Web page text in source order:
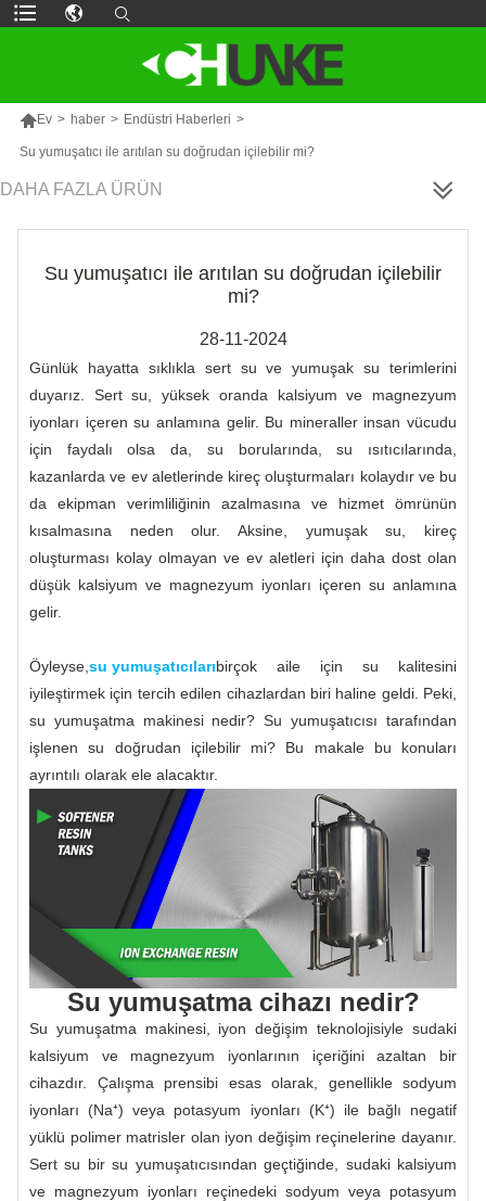
Ev > haber > Endüstri Haberleri >
Su yumuşatıcı ile arıtılan su doğrudan içilebilir mi?
DAHA FAZLA ÜRÜN
Su yumuşatıcı ile arıtılan su doğrudan içilebilir
mi?
28-11-2024
Günlük hayatta sıklıkla sert su ve yumuşak su terimlerini
duyarız. Sert su, yüksek oranda kalsiyum ve magnezyum
iyonları içeren su anlamına gelir. Bu mineraller insan vücudu
için faydalı olsa da, su borularında, su ısıtıcılarında,
kazanlarda ve ev aletlerinde kireç oluşturmaları kolaydır ve bu
da ekipman verimliliğinin azalmasına ve hizmet ömrünün
kısalmasına neden olur. Aksine, yumuşak su, kireç
oluşturması kolay olmayan ve ev aletleri için daha dost olan
düşük kalsiyum ve magnezyum iyonları içeren su anlamına
gelir.
Öyleyse, su yumuşatıcılarıbirçok aile için su kalitesini
iyileştirmek için tercih edilen cihazlardan biri haline geldi. Peki,
su yumuşatma makinesi nedir? Su yumuşatıcısı tarafından
işlenen su doğrudan içilebilir mi? Bu makale bu konuları
ayrıntılı olarak ele alacaktır.
Su yumuşatma cihazı nedir?
Su yumuşatma makinesi, iyon değişim teknolojisiyle sudaki
kalsiyum ve magnezyum iyonlarının içeriğini azaltan bir
cihazdır. Çalışma prensibi esas olarak, genellikle sodyum
iyonları (Na⁺) veya potasyum iyonları (K⁺) ile bağlı negatif
yüklü polimer matrisler olan iyon değişim reçinelerine dayanır.
Sert su bir su yumuşatıcısından geçtiğinde, sudaki kalsiyum
ve magnezyum iyonları reçinedeki sodyum veya potasyum